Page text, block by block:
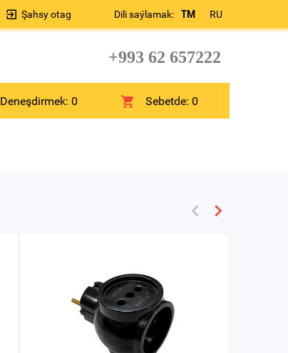
Dili saýlamak: TM RU
Şahsy otag
+993 62 657222
Deneşdirmek: 0 Sebetde:0